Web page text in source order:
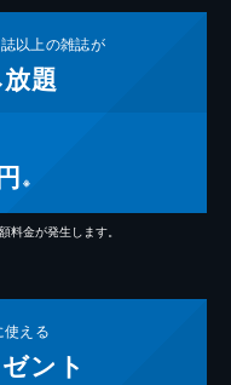
誌以上の雑誌が
題
※
金が発生します。
使える
ント